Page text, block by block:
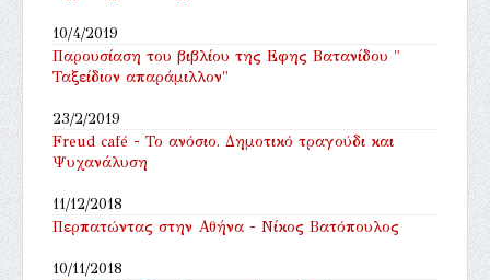
10/4/2019
Παρουσίαση του βιβλίου της Εφης Βατανίδου "
Ταξείδιον απαράμιλλον"
23/2/2019
Freud café - Το ανόσιο. Δημοτικό τραγούδι και
Ψυχανάλυση
11/12/2018
Περπατώντας στην Αθήνα - Νίκος Βατόπουλος
10/11/2018